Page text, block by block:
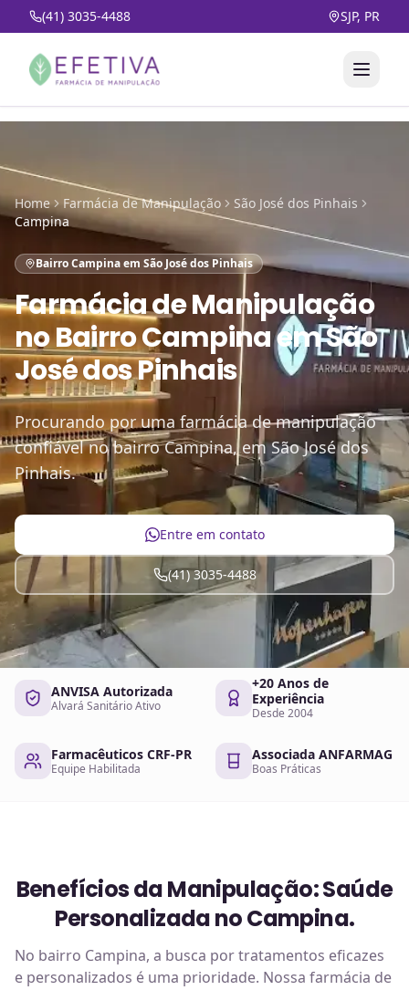
(41) 3035-4488 SJP, PR
Home Farmácia de Manipulação
São José dos Pinhais
Campina
Bairro Campina em São José dos Pinhais
Farmácia de Manipulação
noBairro Campina em São
José dos Pinhais
Procurando por uma farmácia de manipulação
confiável no bairro Campina, em São José dos
Pinhais.
Entre em contato
(41) 3035-4488
ANVISA Autorizada
Alvará Sanitário Ativo
+20 Anos de
Experiência
Desde 2004
Farmacêuticos CRF-PR
Equipe Habilitada
Associada ANFARMAG
Boas Práticas
Benefícios da Manipulação: Saúde
Personalizada no Campina.
No bairro Campina, a busca por tratamentos eficazes
e personalizados é uma prioridade. Nossa farmácia de